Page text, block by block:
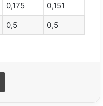
0,175 0,151
0,5 0,5
Yazdır